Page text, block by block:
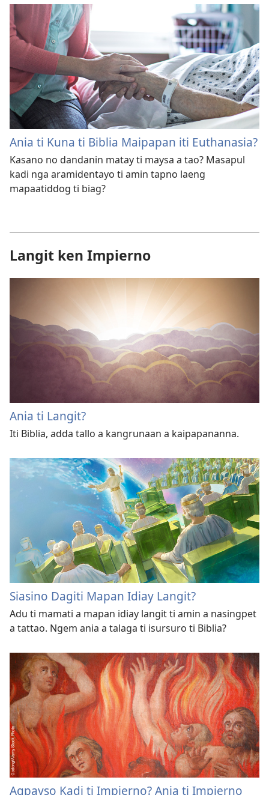
Ania ti Kuna ti Biblia Maipapan iti Euthanasia?
Kasano no dandanin matay ti maysa a tao? Masapul
kadi nga aramidentayo ti amin tapno laeng
mapaatiddog ti biag?
Langit ken Impierno
Ania ti Langit?
Iti Biblia, adda tallo a kangrunaan a kaipapananna.
Siasino Dagiti Mapan Idiay Langit?
Adu ti mamati a mapan idiay langit ti amin a nasingpet
a tattao. Ngem ania a talaga ti isursuro ti Biblia?
Agpayso Kadi ti Impierno? Ania ti Impierno